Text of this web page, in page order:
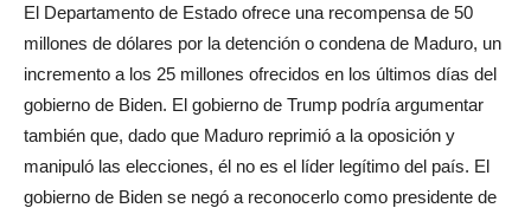
El Departamento de Estado ofrece una recompensa de 50
millones de dólares por la detención o condena de Maduro, un
incremento a los 25 millones ofrecidos en los últimos días del
gobierno de Biden. El gobierno de Trump podría argumentar
también que, dado que Maduro reprimió a la oposición y
manipuló las elecciones, él no es el líder legítimo del país. El
gobierno de Biden se negó a reconocerlo como presidente de